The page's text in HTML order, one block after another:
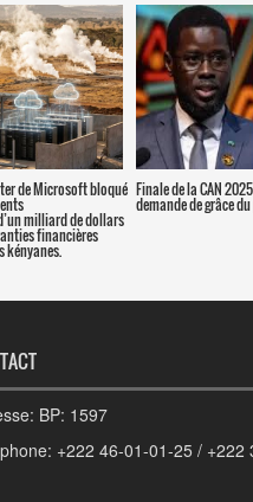
de Microsoft bloqué
milliard de dollars
financières
kényanes.
Finale de la CAN
demande de grâce
BP: 1597
+222 46-01-01-25 / +222